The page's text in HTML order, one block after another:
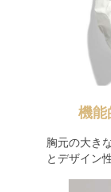
機能
胸元の大き
とデザイン